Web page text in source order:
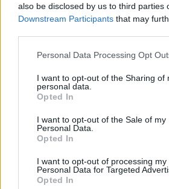
also be disclosed by us to third parties
Downstream Participants that may
Please note that this website/app uses
not limited to your visit or usage
grant or deny consent to Google and
use your data for below specified
consent section.
Personal Data Processing Opt
I want to opt-out of the Sharing of
personal data.
Opted In
I want to opt-out of the Sale of my
Personal Data.
Opted In
I want to opt-out of processing my
Personal Data for Targeted
Opted In
Plano de governo de Lula: soberania,